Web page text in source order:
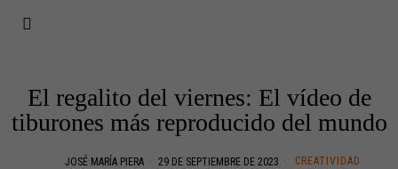
El regalito del viernes: El vídeo de
tiburones más reproducido del mundo
JOSÉ MARÍA PIERA 29 DE SEPTIEMBRE DE 2023
CREATIVIDAD